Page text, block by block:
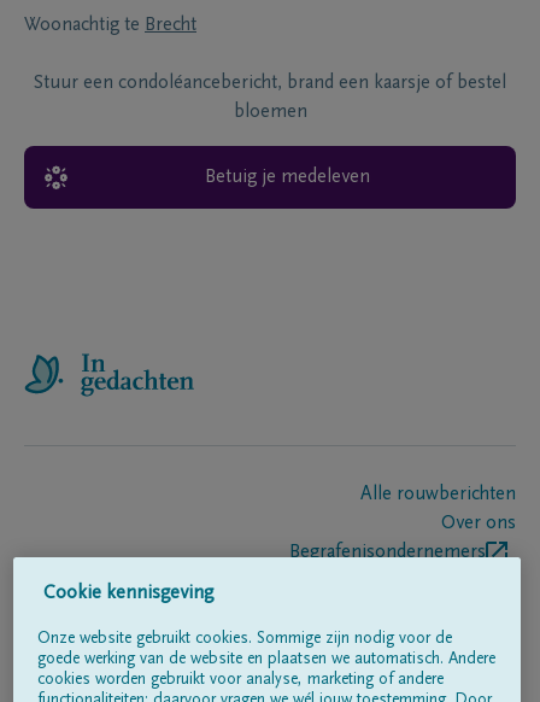
Woonachtig te Brecht
Stuur een condoléancebericht, brand een kaarsje of bestel
bloemen
Betuig je medeleven
Alle rouwberichten
Over ons
Begrafenisondernemers
Volg ons op
Cookie kennisgeving
Onze website gebruikt cookies. Sommige zijn nodig voor de
goede werking van de website en plaatsen we automatisch. Andere
cookies worden gebruikt voor analyse, marketing of andere